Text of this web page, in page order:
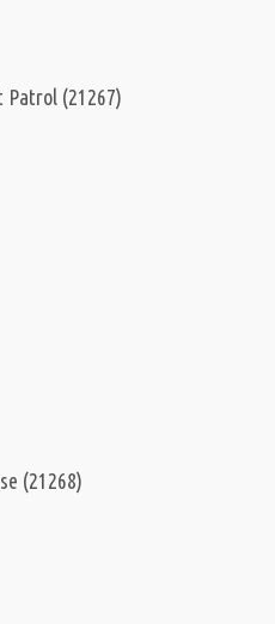
(21267)
(21268)